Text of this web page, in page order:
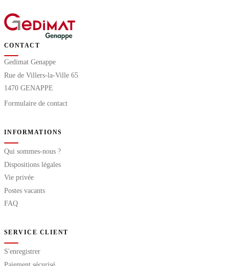
CONTACT
Gedimat Genappe
Rue de Villers-la-Ville 65
1470 GENAPPE
Formulaire de contact
INFORMATIONS
Qui sommes-nous ?
Dispositions légales
Vie privée
Postes vacants
FAQ
SERVICE CLIENT
S'enregistrer
Paiement sécurisé